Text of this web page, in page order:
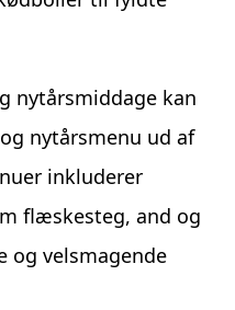
nytårsmiddage kan
nytårsmenu ud af
inkluderer
flæskesteg, and og
og velsmagende